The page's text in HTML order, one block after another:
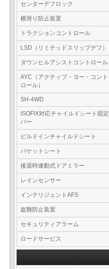
センターデフロック
横滑り防止装置
トラクションコントロール
LSD（リミテッドスリップデフ）
ダウンヒルアシストコントロール
AYC（アクティブ・ヨー・コント
ロール）
SH-4WD
ISOFIX対応チャイルドシート固定
バー
ビルドインチャイルドシート
バケットシート
後退時連動式ドアミラー
レインセンサー
インテリジェントAFS
盗難防止装置
セキュリティアラーム
ロードサービス